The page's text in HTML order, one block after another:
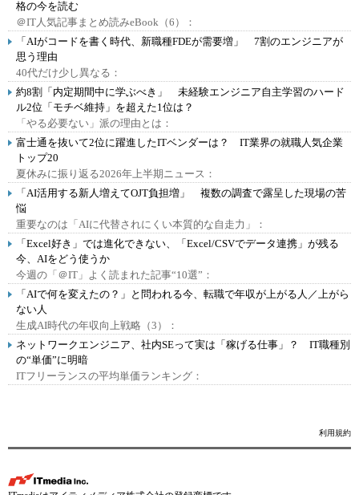
格の今を読む
＠IT人気記事まとめ読みeBook（6）：
「AIがコードを書く時代、新職種FDEが需要増」 7割のエンジニアが
思う理由
40代だけ少し異なる：
約8割「内定期間中に学ぶべき」 未経験エンジニア自主学習のハード
ル2位「モチベ維持」を超えた1位は？
「やる必要ない」派の理由とは：
富士通を抜いて2位に躍進したITベンダーは？ IT業界の就職人気企業
トップ20
夏休みに振り返る2026年上半期ニュース：
「AI活用する新人増えてOJT負担増」 複数の調査で露呈した現場の苦
悩
重要なのは「AIに代替されにくい本質的な自走力」：
「Excel好き」では進化できない、「Excel/CSVでデータ連携」が残る
今、AIをどう使うか
今週の「＠IT」よく読まれた記事“10選”：
「AIで何を変えたの？」と問われる今、転職で年収が上がる人／上がら
ない人
生成AI時代の年収向上戦略（3）：
ネットワークエンジニア、社内SEって実は「稼げる仕事」？ IT職種別
の“単価”に明暗
ITフリーランスの平均単価ランキング：
利用規約